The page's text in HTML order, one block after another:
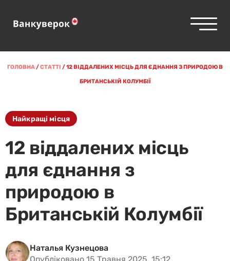
ГОЛОВНА/СТАТТІ /12 ВІДДАЛЕНИХ МІСЦЬ ДЛЯ ЄДНАННЯ З ПРИРОДОЮ В
БРИТАНСЬКІЙ КОЛУМБІЇ
Найкращі місця
12 віддалених місць
для єднання з
природою в
Британській Колумбії
Наталья Кузнецова
Опубліковано 15 Травня 2025, 15:12